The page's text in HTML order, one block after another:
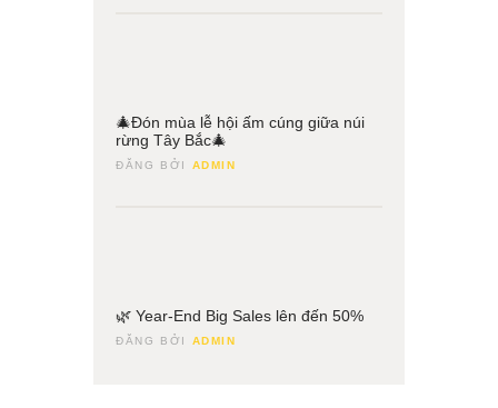
🎄Đón mùa lễ hội ấm cúng giữa núi
rừng Tây Bắc🎄
ĐĂNG BỞI ADMIN
🌿 Year-End Big Sales lên đến 50%
ĐĂNG BỞI ADMIN